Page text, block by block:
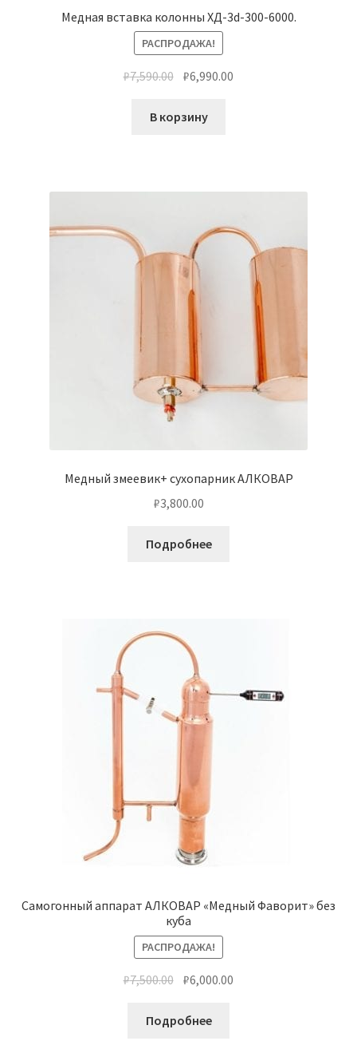
Медная вставка колонны ХД-3d-300-6000.
РАСПРОДАЖА!
₽7,590.00 ₽6,990.00
В корзину
Медный змеевик+ сухопарник АЛКОВАР
₽3,800.00
Подробнее
Самогонный аппарат АЛКОВАР «Медный Фаворит» без
куба
РАСПРОДАЖА!
₽7,500.00 ₽6,000.00
Подробнее